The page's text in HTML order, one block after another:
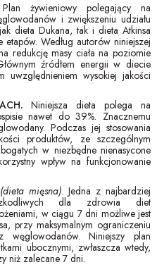
Plan żywieniowy polegający na
i zwiększeniu udziału
dieta Dukana, tak i dieta Atkinsa
etapów. Według autorów niniejszej
redukcję masy ciała na poziomie
źródłem energii w diecie
uwzględnieniem wysokiej jakości
Niniejsza dieta polega na
nawet do 39%. Znacznemu
Podczas jej stosowania
produktów, ze szczególnym
w niezbędne nienasycone
wpływ na funkcjonowanie
(dieta mięsna). Jedna z najbardziej
dla zdrowia diet
w ciągu 7 dni możliwe jest
przy maksymalnym ograniczeniu
węglowodanów. Niniejszy plan
ubocznymi, zwłaszcza wtedy,
niż zalecane 7 dni.